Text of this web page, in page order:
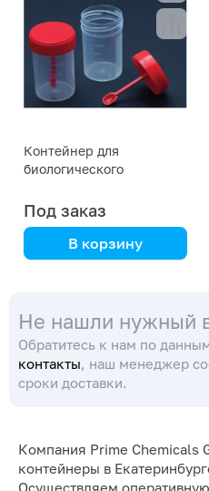
Контейнер для
биологического
крышкой и ложкой,
асептический
Под заказ
В корзину
Не нашли нужный
Обратитесь к нам по
контакты, наш менеджер
сроки доставки.
Компания Prime Chemicals
контейнеры в